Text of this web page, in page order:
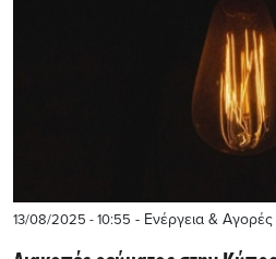
13/08/2025 - 10:55 - Ενέργεια & Αγορές